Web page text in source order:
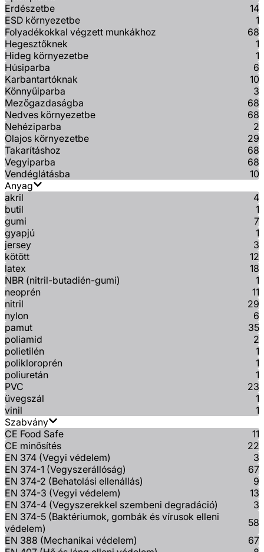
Erdészetbe
14
ESD környezetbe
1
Folyadékokkal végzett munkákhoz
68
Hegesztőknek
1
Hideg környezetbe
1
Húsiparba
6
Karbantartóknak
10
Könnyűiparba
3
Mezőgazdaságba
68
Nedves környezetbe
68
Nehéziparba
2
Olajos környezetbe
29
Takarításhoz
68
Vegyiparba
68
Vendéglátásba
10
Anyag
akril
4
butil
1
gumi
7
gyapjú
1
jersey
3
kötött
12
latex
18
NBR (nitril-butadién-gumi)
1
neoprén
11
nitril
29
nylon
6
pamut
35
poliamid
2
polietilén
1
polikloroprén
1
poliuretán
1
PVC
23
üvegszál
1
vinil
1
Szabvány
CE Food Safe
11
CE minősítés
22
EN 374 (Vegyi védelem)
3
EN 374-1 (Vegyszerállóság)
67
EN 374-2 (Behatolási ellenállás)
9
EN 374-3 (Vegyi védelem)
13
EN 374-4 (Vegyszerekkel szembeni degradáció)
3
EN 374-5 (Baktériumok, gombák és vírusok elleni
védelem)
58
EN 388 (Mechanikai védelem)
67